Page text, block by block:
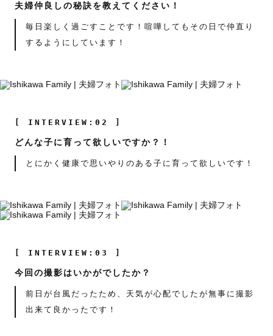
夫婦仲良しの秘訣を教えてください！
毎日楽しく過ごすことです！喧嘩してもその日で仲直り
するようにしています！
[ INTERVIEW:02 ]
どんな子に育って欲しいですか？！
とにかく健康で思いやりのある子に育って欲しいです！
[ INTERVIEW:03 ]
今回の撮影はいかがでしたか？
前日が台風だったため、天気が心配でしたが無事に撮影
出来て良かったです！